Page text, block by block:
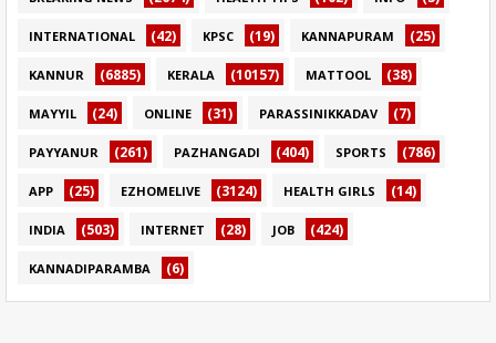
INTERNATIONAL (42) KPSC (19) KANNAPURAM (25)
KANNUR (6885) KERALA (10157) MATTOOL (38)
MAYYIL (24) ONLINE (31) PARASSINIKKADAV (7)
PAYYANUR (261) PAZHANGADI (404) SPORTS (786)
APP (25) EZHOMELIVE (3124) HEALTH GIRLS (14)
INDIA (503) INTERNET (28) JOB (424)
KANNADIPARAMBA (6)